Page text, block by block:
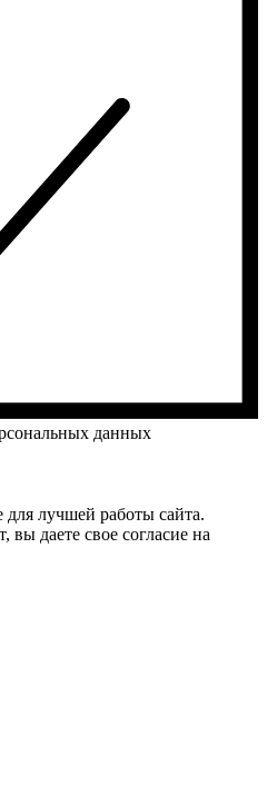
данных
лучшей работы сайта.
вы даете свое согласие на